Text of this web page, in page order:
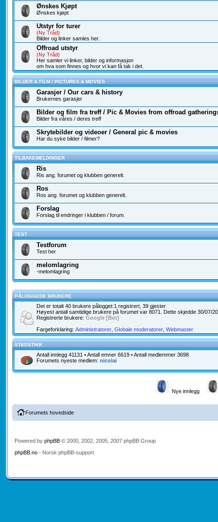
Ønskes Kjøpt
Ønskes kjøpt
Utstyr for turer
(Ny Tråd)
Bilder og linker samles her.
Offroad utstyr
(Ny Tråd)
Her samler vi linker, bilder og informasjon
om hva som finnes og hvor vi kan få tak i det.
BILDER & FILM / PICTURES & MOVIES
Garasjer / Our cars & history
Brukernes garasjer
Bilder og film fra treff / Pic & Movies from offroad
Bilder fra våres / deres treff
Skrytebilder og videoer / General pic & movies
Har du syke bilder / filmer?
TILBAKEMELDINGER
Ris
Ris ang. forumet og klubben generelt.
Ros
Ros ang. forumet og klubben generelt.
Forslag
Forslag til endringer i klubben / forum.
TEST
Testforum
Test her
melomlagring
-melomlagring
PÅLOGGEDE BRUKERE
Det er totalt 40brukere pålogget:1 registrert, 39 gjester
Høyest antall samtidige brukere på forumet var 8071
. Dette skjedde 30/07/
Registrerte brukere: Google [Bot]
Fargeforklaring: Administratorer, Globale moderatorer, Webmaster
STATISTIKK
Antall innlegg 41131 • Antall emner 6619• Antall medlemmer 3698
Forumets nyeste medlem: nicolai
Nye innlegg
Forumets hovedside
Powered by phpBB© 2000, 2002, 2005, 2007 phpBB Group
phpBB.no- Norsk phpBB-support